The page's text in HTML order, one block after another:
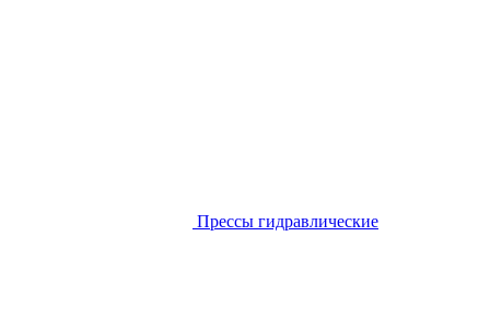
Прессы гидравлические